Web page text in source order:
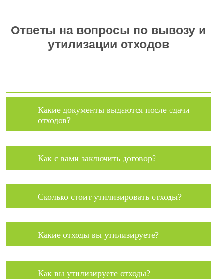
Ответы на вопросы по вывозу и
утилизации отходов
Какие документы выдаются после сдачи
отходов?
Как с вами заключить договор?
Сколько стоит утилизировать отходы?
Какие отходы вы утилизируете?
Как вы утилизируете отходы?